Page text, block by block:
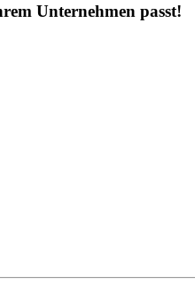
Unternehmen passt!